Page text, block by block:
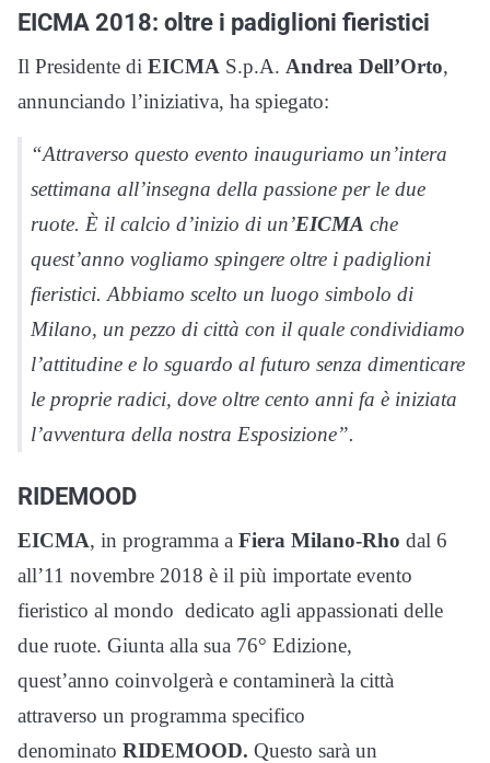
EICMA 2018: oltre i padiglioni fieristici
Il Presidente di EICMA S.p.A. Andrea Dell’Orto,
annunciando l’iniziativa, ha spiegato:
“Attraverso questo evento inauguriamo un’intera
settimana all’insegna della passione per le due
ruote. È il calcio d’inizio di un’EICMA che
quest’anno vogliamo spingere oltre i padiglioni
fieristici. Abbiamo scelto un luogo simbolo di
Milano, un pezzo di città con il quale condividiamo
l’attitudine e lo sguardo al futuro senza dimenticare
le proprie radici, dove oltre cento anni fa è iniziata
l’avventura della nostra Esposizione”.
RIDEMOOD
EICMA, in programma a Fiera Milano-Rho dal 6
all’11 novembre 2018 è il più importate evento
fieristico al mondo dedicato agli appassionati delle
due ruote. Giunta alla sua 76° Edizione,
quest’anno coinvolgerà e contaminerà la città
attraverso un programma specifico
denominato RIDEMOOD. Questo sarà un